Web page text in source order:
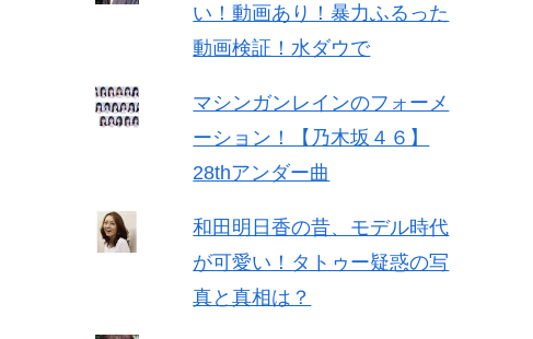
い！動画あり！暴力ふるった
動画検証！水ダウで
マシンガンレインのフォーメ
ーション！【乃木坂４６】
28thアンダー曲
和田明日香の昔、モデル時代
が可愛い！タトゥー疑惑の写
真と真相は？